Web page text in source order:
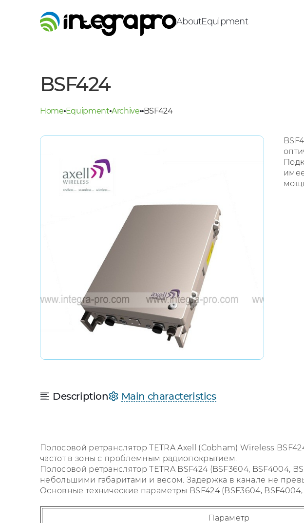
AboutEquipment
BSF424
Home Equipment Archive BSF424
Description Main characteristics
Полосовой ретранслятор TETRA Axell (Cobham) Wireless
частот в зоны с проблемным радиопокрытием.
Полосовой ретранслятор TETRA BSF424 (BSF3604, BSF4004,
небольшими габаритами и весом. Задержка в канале не
Основные технические параметры BSF424 (BSF3604, BSF4004,
Параметр